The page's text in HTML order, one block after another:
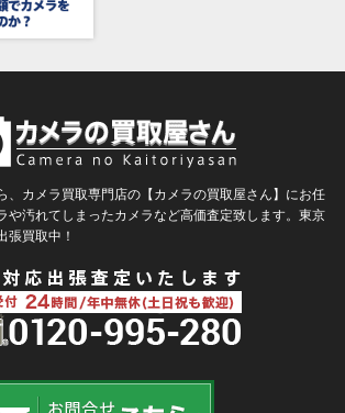
ョン）
ブラックマジックデザイン）
ックラピッド）
クピクセル）
ロー）
、カメラ買取専門店の【カメラの買取屋さん】にお任
や汚れてしまったカメラなど高価査定致します。東京
張買取中！